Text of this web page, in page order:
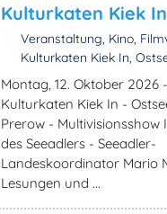
Kulturkaten Kiek In
Veranstaltung, Kino,
Kulturkaten Kiek In,
Montag, 12. Oktober 2026 -
Kulturkaten Kiek In -
Prerow - Multivisionsshow
des Seeadlers - Seeadler-
Landeskoordinator Mario
Lesungen und ...